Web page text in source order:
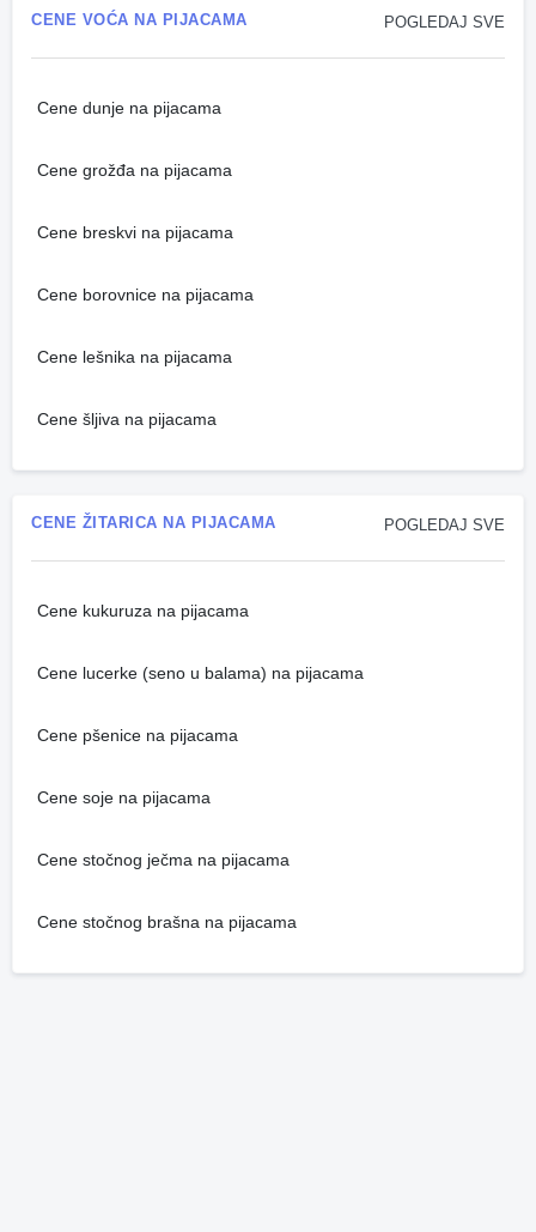
POGLEDAJ SVE
CENE VOĆA NA PIJACAMA
Cene dunje na pijacama
Cene grožđa na pijacama
Cene breskvi na pijacama
Cene borovnice na pijacama
Cene lešnika na pijacama
Cene šljiva na pijacama
POGLEDAJ SVE
CENE ŽITARICA NA PIJACAMA
Cene kukuruza na pijacama
Cene lucerke (seno u balama) na pijacama
Cene pšenice na pijacama
Cene soje na pijacama
Cene stočnog ječma na pijacama
Cene stočnog brašna na pijacama